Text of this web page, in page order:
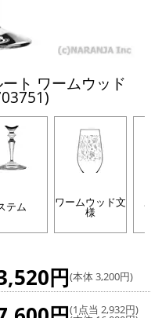
ト ワームウッド
テム ワームウッド文
様 サ
円(本体 3,200円)
(1点当 2,932円)